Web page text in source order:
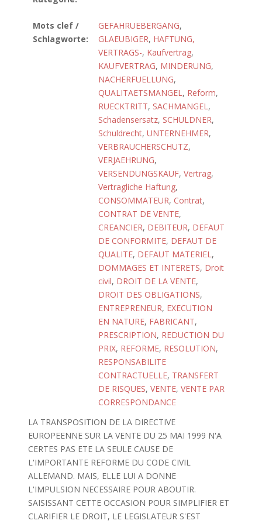
Mots clef /
Schlagworte:
GEFAHRUEBERGANG,
GLAEUBIGER, HAFTUNG,
VERTRAGS-, Kaufvertrag,
KAUFVERTRAG, MINDERUNG,
NACHERFUELLUNG,
QUALITAETSMANGEL, Reform,
RUECKTRITT, SACHMANGEL,
Schadensersatz, SCHULDNER,
Schuldrecht, UNTERNEHMER,
VERBRAUCHERSCHUTZ,
VERJAEHRUNG,
VERSENDUNGSKAUF, Vertrag,
Vertragliche Haftung,
CONSOMMATEUR, Contrat,
CONTRAT DE VENTE,
CREANCIER, DEBITEUR, DEFAUT
DE CONFORMITE, DEFAUT DE
QUALITE, DEFAUT MATERIEL,
DOMMAGES ET INTERETS, Droit
civil, DROIT DE LA VENTE,
DROIT DES OBLIGATIONS,
ENTREPRENEUR, EXECUTION
EN NATURE, FABRICANT,
PRESCRIPTION, REDUCTION DU
PRIX, REFORME, RESOLUTION,
RESPONSABILITE
CONTRACTUELLE, TRANSFERT
DE RISQUES, VENTE, VENTE PAR
CORRESPONDANCE
LA TRANSPOSITION DE LA DIRECTIVE
EUROPEENNE SUR LA VENTE DU 25 MAI 1999 N'A
CERTES PAS ETE LA SEULE CAUSE DE
L'IMPORTANTE REFORME DU CODE CIVIL
ALLEMAND. MAIS, ELLE LUI A DONNE
L'IMPULSION NECESSAIRE POUR ABOUTIR.
SAISISSANT CETTE OCCASION POUR SIMPLIFIER ET
CLARIFIER LE DROIT, LE LEGISLATEUR S'EST